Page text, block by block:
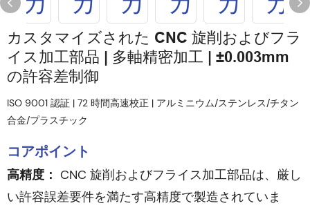
カスタマイズされた CNC 旋削およびフラ
イス加工部品 | 多軸精密加工 | ±0.003mm
の許容差制御
ISO 9001 認証 | 72 時間高速校正 | アルミニウム/ステンレス/チタン
合金/プラスチック
コアポイント
高精度： CNC 旋削およびフライス加工部品は、厳し
い許容誤差要件を満たす高精度で製造されていま